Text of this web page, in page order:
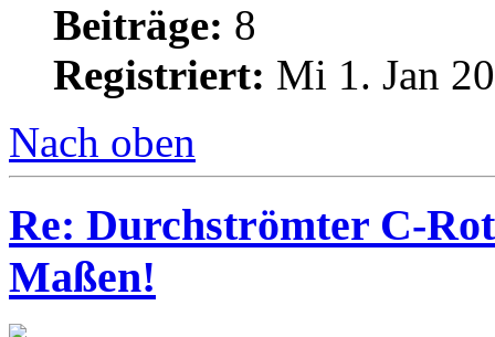
Beiträge: 8
Registriert: Mi 1. Jan
Nach oben
Re: Durchströmter C-
Maßen!